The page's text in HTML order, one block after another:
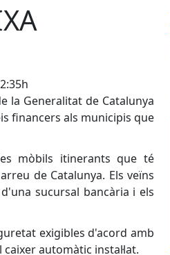
la Generalitat de Catalunya
financers als municipis que
mòbils itinerants que té
de Catalunya. Els veïns
sucursal bancària i els
exigibles d'acord amb
automàtic instal·lat.